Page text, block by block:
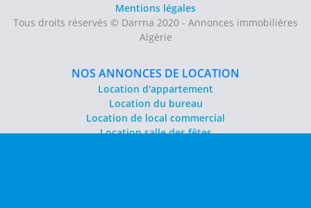
Mentions légales
Tous droits réservés © Darrna 2020 - Annonces immobilières
Algérie
NOS ANNONCES DE LOCATION
Location d'appartement
Location du bureau
Location de local commercial
Location salle des fêtes